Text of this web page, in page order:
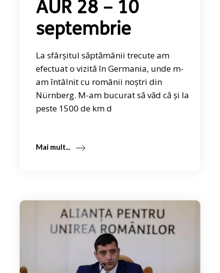
AUR 28 – 10
septembrie
La sfârșitul săptămânii trecute am
efectuat o vizită în Germania, unde m-
am întâlnit cu românii noștri din
Nürnberg. M-am bucurat să văd că și la
peste 1500 de km d
Mai mult...